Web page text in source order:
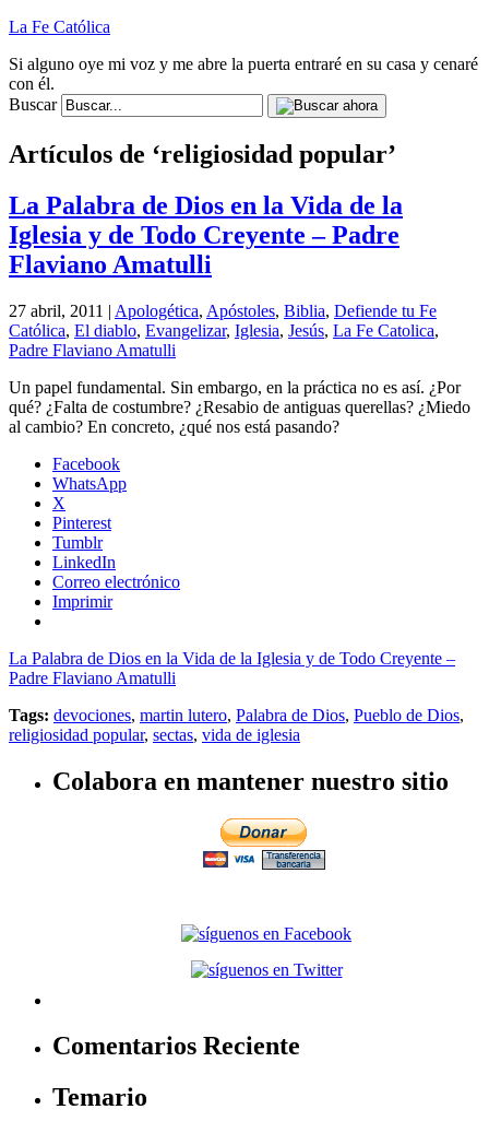
La Fe Católica
Si alguno oye mi voz y me abre la puerta entraré en su casa y cenaré
con él.
Buscar
Artículos de ‘religiosidad popular’
La Palabra de Dios en la Vida de la
Iglesia y de Todo Creyente – Padre
Flaviano Amatulli
27 abril, 2011 | Apologética, Apóstoles, Biblia, Defiende tu Fe
Católica, El diablo, Evangelizar, Iglesia, Jesús, La Fe Catolica,
Padre Flaviano Amatulli
Un papel fundamental. Sin embargo, en la práctica no es así. ¿Por
qué? ¿Falta de costumbre? ¿Resabio de antiguas querellas? ¿Miedo
al cambio? En concreto, ¿qué nos está pasando?
Facebook
WhatsApp
X
Pinterest
Tumblr
LinkedIn
Correo electrónico
Imprimir
La Palabra de Dios en la Vida de la Iglesia y de Todo Creyente –
Padre Flaviano Amatulli
Tags: devociones, martin lutero, Palabra de Dios, Pueblo de Dios,
religiosidad popular, sectas, vida de iglesia
Colabora en mantener nuestro sitio
Comentarios Reciente
Temario